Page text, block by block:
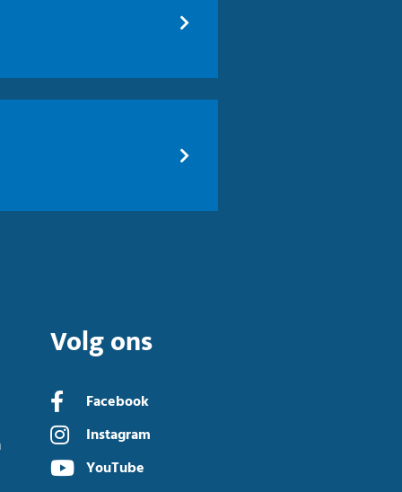
Volg ons
Facebook
Instagram
YouTube